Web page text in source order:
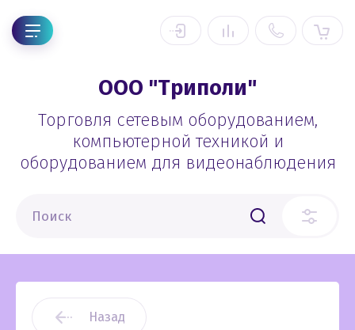
ООО "Триполи"
Торговля сетевым оборудованием,
компьютерной техникой и
оборудованием для видеонаблюдения
Назад